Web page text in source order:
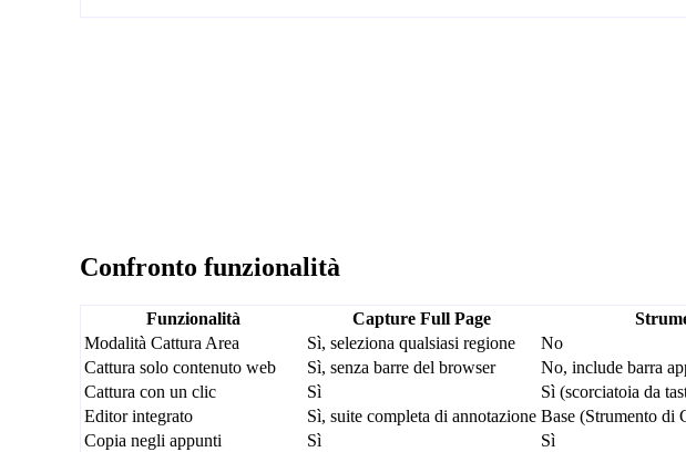
Confronto funzionalità
Funzionalità Capture Full Page
Modalità Cattura Area
Sì, seleziona qualsiasi regione No
Cattura solo contenuto web
Sì, senza barre del browser No, include barra
Cattura con un clic
Sì Sì (scorciatoia da
Editor integrato
Sì, suite completa di annotazione Base (Strumento di
Copia negli appunti
Sì Sì